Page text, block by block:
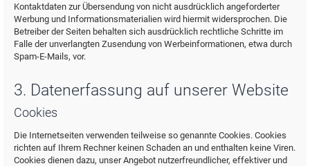
Kontaktdaten zur Übersendung von nicht ausdrücklich angeforderter
Werbung und Informationsmaterialien wird hiermit widersprochen. Die
Betreiber der Seiten behalten sich ausdrücklich rechtliche Schritte im
Falle der unverlangten Zusendung von Werbeinformationen, etwa durch
Spam-E-Mails, vor.
3. Datenerfassung auf unserer Website
Cookies
Die Internetseiten verwenden teilweise so genannte Cookies. Cookies
richten auf Ihrem Rechner keinen Schaden an und enthalten keine Viren.
Cookies dienen dazu, unser Angebot nutzerfreundlicher, effektiver und